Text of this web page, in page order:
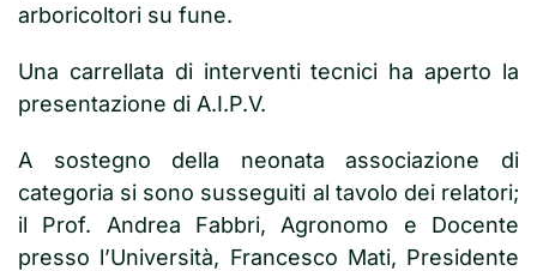
arboricoltori su fune.
Una carrellata di interventi tecnici ha aperto la
presentazione di A.I.P.V.
A sostegno della neonata associazione di
categoria si sono susseguiti al tavolo dei relatori;
il Prof. Andrea Fabbri, Agronomo e Docente
presso l’Università, Francesco Mati, Presidente